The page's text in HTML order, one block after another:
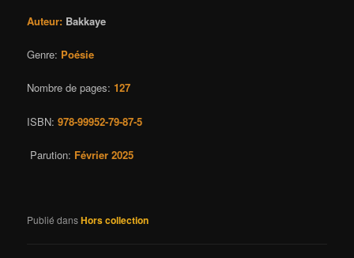
Auteur: Bakkaye
Genre: Poésie
Nombre de pages:127
ISBN:978-99952-79-87-5
Parution: Février 2025
Publié dansHors collection